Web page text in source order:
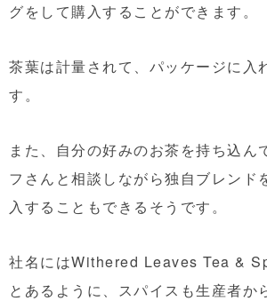
グをして購入することができます。
茶葉は計量されて、パッケージに入
す。
また、自分の好みのお茶を持ち込ん
フさんと相談しながら独自ブレンド
入することもできるそうです。
社名にはWithered Leaves Tea &
とあるように、スパイスも生産者か